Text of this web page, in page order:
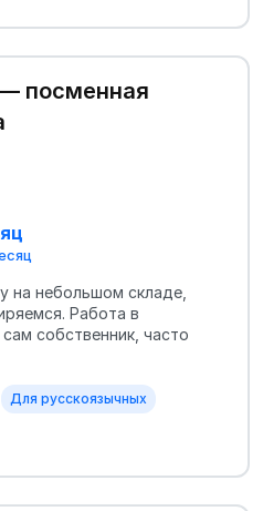
— посменная
на небольшом складе,
Работа в
собственник, часто
Для русскоязычных